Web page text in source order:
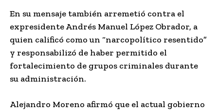
En su mensaje también arremetió contra el
expresidenteAndrés Manuel López Obrador, a
quien calificó como un “narcopolítico resentido”
y responsabilizó de haber permitido el
fortalecimiento de grupos criminales durante
su administración.
Alejandro Moreno afirmó que el actual gobierno